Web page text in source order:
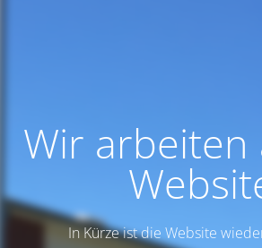
Wir arbeiten
In Kürze ist die Website